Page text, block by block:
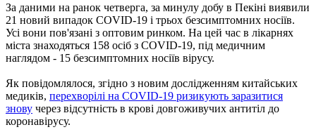
За даними на ранок четверга, за минулу добу в Пекіні виявили
21 новий випадок COVID-19 і трьох безсимптомних носіїв.
Усі вони пов'язані з оптовим ринком. На цей час в лікарнях
міста знаходяться 158 осіб з COVID-19, під медичним
наглядом - 15 безсимптомних носіїв вірусу.
Як повідомлялося, згідно з новим дослідженням китайських
медиків, перехворілі на COVID-19 ризикують заразитися
знову через відсутність в крові довгоживучих антитіл до
коронавірусу.